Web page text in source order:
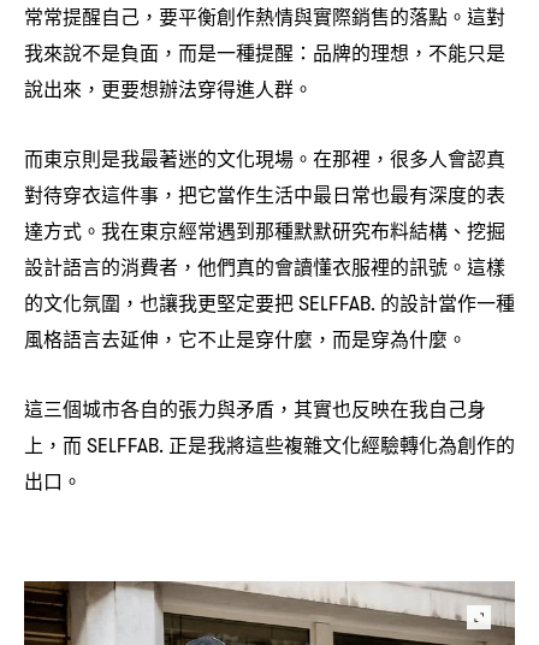
常常提醒自己 ， 要平衡創作熱情與實際銷售的落點。這對
我來說不是負面 ， 而是一種提醒 ： 品牌的理想 ， 不能只是
說出來 ， 更要想辦法穿得進人群。
而東京則是我最著迷的文化現場。在那裡 ， 很多人會認真
對待穿衣這件事 ， 把它當作生活中最日常也最有深度的表
達方式。我在東京經常遇到那種默默研究布料結構、挖掘
設計語言的消費者 ， 他們真的會讀懂衣服裡的訊號。這樣
的文化氛圍 ， 也讓我更堅定要把SELFFAB. 的設計當作一種
風格語言去延伸 ， 它不止是穿什麼 ， 而是穿為什麼。
這三個城市各自的張力與矛盾 ， 其實也反映在我自己身
上 ， 而SELFFAB. 正是我將這些複雜文化經驗轉化為創作的
出口。